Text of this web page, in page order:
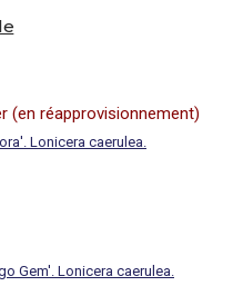
(en réapprovisionnement)